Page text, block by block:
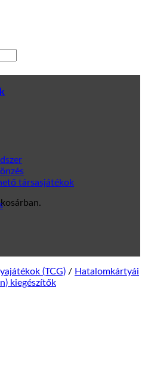
társasjátékok
(TCG) / Hatalomkártyái
kiegészítők